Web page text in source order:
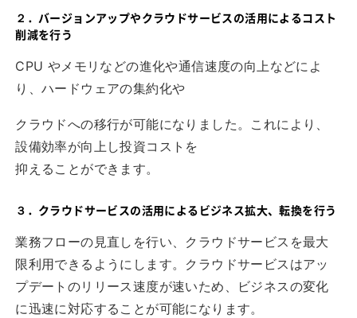
２．バージョンアップやクラウドサービスの活用によるコスト
削減を行う
CPU やメモリなどの進化や通信速度の向上などによ
り、ハードウェアの集約化や
クラウドへの移行が可能になりました。これにより、
設備効率が向上し投資コストを
抑えることができます。
３．クラウドサービスの活用によるビジネス拡大、転換を行う
業務フローの見直しを行い、クラウドサービスを最大
限利用できるようにします。クラウドサービスはアッ
プデートのリリース速度が速いため、ビジネスの変化
に迅速に対応することが可能になります。